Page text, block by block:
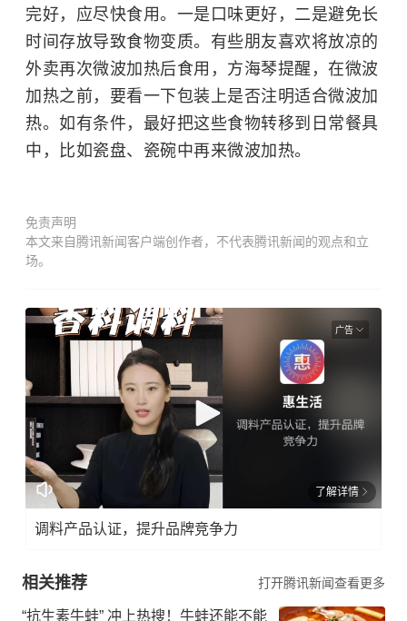
完好，应尽快食用。一是口味更好，二是避免长
时间存放导致食物变质。有些朋友喜欢将放凉的
外卖再次微波加热后食用，方海琴提醒，在微波
加热之前，要看一下包装上是否注明适合微波加
热。如有条件，最好把这些食物转移到日常餐具
中，比如瓷盘、瓷碗中再来微波加热。
免责声明
本文来自腾讯新闻客户端创作者，不代表腾讯新闻的观点和立
场。
广告
了解详情
调料产品认证，提升品牌竞争力
相关推荐 打开腾讯新闻查看更多
“抗生素牛蛙” 冲上热搜！牛蛙还能不能